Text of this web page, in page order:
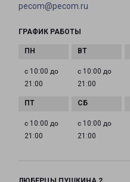
pecom@pecom.ru
ГРАФИК РАБОТЫ
с 10:00 до
21:00
с 10:00 до
21:00
с 10:00 до
21:00
с 10:00 до
21:00